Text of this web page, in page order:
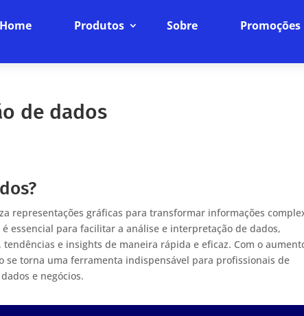
Home Produtos Sobre Promoções
de dados
representações gráficas para transformar informações
essencial para facilitar a análise e interpretação de dados,
e insights de maneira rápida e eficaz. Com o
se torna uma ferramenta indispensável para profissionais de
e negócios.